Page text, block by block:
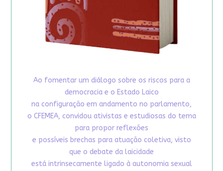
Ao fomentar um diálogo sobre os riscos para a
democracia e o Estado Laico
na configuração em andamento no parlamento,
o CFEMEA, convidou ativistas e estudiosas do tema
para propor reflexões
e possíveis brechas para atuação coletiva, visto
que o debate da laicidade
está intrinsecamente ligado à autonomia sexual